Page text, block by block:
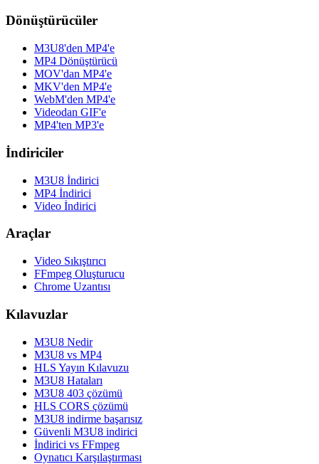
Dönüştürücüler
M3U8'den MP4'e
MP4 Dönüştürücü
MOV'dan MP4'e
MKV'den MP4'e
WebM'den MP4'e
Videodan GIF'e
MP4'ten MP3'e
İndiriciler
M3U8 İndirici
MP4 İndirici
Video İndirici
Araçlar
Video Sıkıştırıcı
FFmpeg Oluşturucu
Chrome Uzantısı
Kılavuzlar
M3U8 Nedir
M3U8 vs MP4
HLS Yayın Kılavuzu
M3U8 Hataları
M3U8 403 çözümü
HLS CORS çözümü
M3U8 indirme başarısız
Güvenli M3U8 indirici
İndirici vs FFmpeg
Oynatıcı Karşılaştırması